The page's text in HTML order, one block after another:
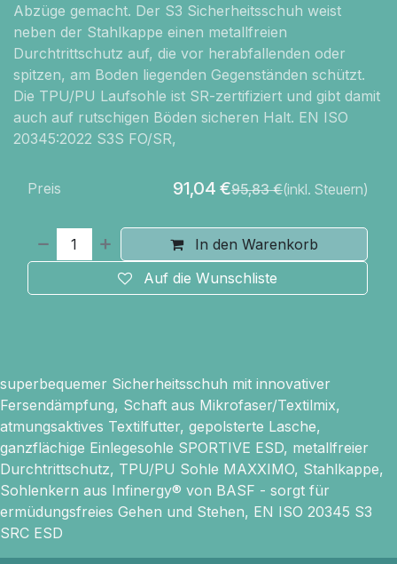
Abzüge gemacht. Der S3 Sicherheitsschuh weist
neben der Stahlkappe einen metallfreien
Durchtrittschutz auf, die vor herabfallenden oder
spitzen, am Boden liegenden Gegenständen schützt.
Die TPU/PU Laufsohle ist SR-zertifiziert und gibt damit
auch auf rutschigen Böden sicheren Halt. EN ISO
20345:2022 S3S FO/SR,
In den Warenkorb
Auf die Wunschliste
Preis 91,04 €95,83€(inkl. Steuern)
superbequemer Sicherheitsschuh mit innovativer
Fersendämpfung, Schaft aus Mikrofaser/Textilmix,
atmungsaktives Textilfutter, gepolsterte Lasche,
ganzflächige Einlegesohle SPORTIVE ESD, metallfreier
Durchtrittschutz, TPU/PU Sohle MAXXIMO, Stahlkappe,
Sohlenkern aus Infinergy® von BASF - sorgt für
ermüdungsfreies Gehen und Stehen, EN ISO 20345 S3
SRC ESD